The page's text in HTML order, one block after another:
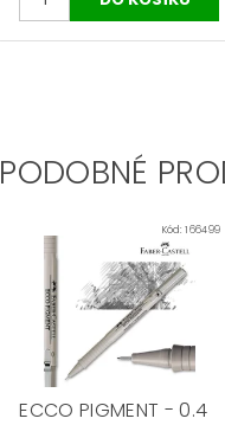
PODOBNÉ
Kód:166499
ECCO PIGMENT - 0.4